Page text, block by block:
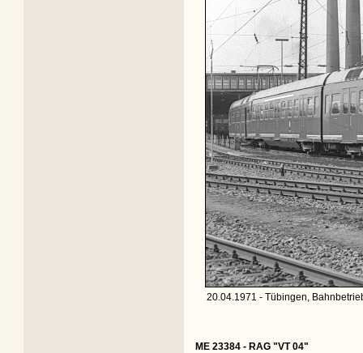
20.04.1971 - Tübingen,
ME 23384 - RAG "VT 04"